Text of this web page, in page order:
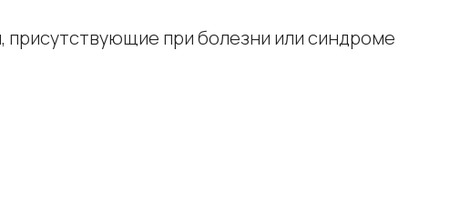
при болезни или синдроме